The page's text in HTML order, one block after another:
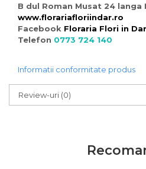
B dul Roman Musat 24 langa
www.florariafloriindar.ro
Facebook Floraria Flori in Dar
Telefon 0773 724 140
Informatii conformitate produs
Review-uri (0)